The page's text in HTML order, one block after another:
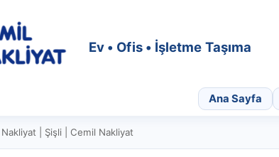
Ev • Ofis • İşletme Taşıma
Ana Sayfa
| Şişli | Cemil Nakliyat